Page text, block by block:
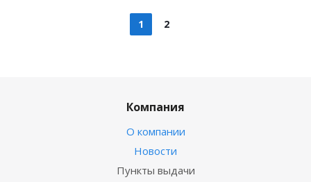
1 2
Компания
О компании
Новости
Пункты выдачи